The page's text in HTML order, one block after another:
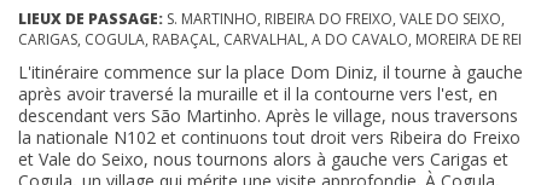
LIEUX DE PASSAGE: S. MARTINHO, RIBEIRA DO FREIXO, VALE DO SEIXO,
CARIGAS, COGULA, RABAÇAL, CARVALHAL, A DO CAVALO, MOREIRA DE REI
L'itinéraire commence sur la place Dom Diniz, il tourne à gauche
après avoir traversé la muraille et il la contourne vers l'est, en
descendant vers São Martinho. Après le village, nous traversons
la nationale N102 et continuons tout droit vers Ribeira do Freixo
et Vale do Seixo, nous tournons alors à gauche vers Carigas et